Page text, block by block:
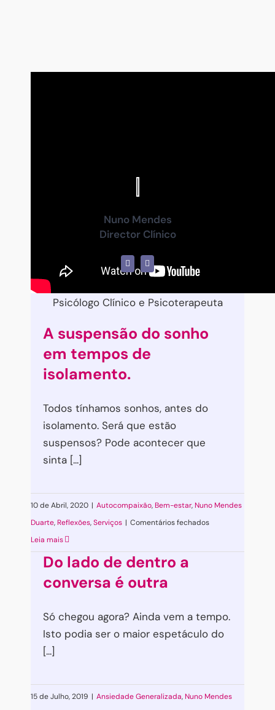
Nuno Mendes
Director Clínico
Psicólogo Clínico e Psicoterapeuta
A suspensão do sonho
em tempos de
isolamento.
Todos tínhamos sonhos, antes do
isolamento. Será que estão
suspensos? Pode acontecer que
sinta [...]
10 de Abril, 2020 | Autocompaixão, Bem-estar, Nuno Mendes
Duarte, Reflexões,Serviços | Comentários fechadosem
tempos
Leia mais
Do lado de dentro a
conversa é outra
Só chegou agora? Ainda vem a tempo.
Isto podia ser o maior espetáculo do
[...]
15 de Julho, 2019 | Ansiedade Generalizada, Nuno Mendes